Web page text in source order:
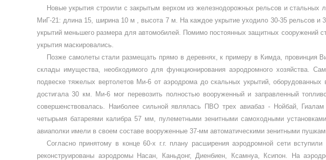
Новые укрытия строили с зак­рытым верхом из железнодорожных рельсов и стальных
МиГ-21: длина 15, шири­на 10 м , высота 7 м. На каждое ук­рытие уходило 30-35 рельсов
укры­тий меньшего размера для автомоби­лей. Помимо постоянных защитных сооружений
укрытия маскировались.
Позже самолеты стали разме­щать прямо в деревнях, к примеру в Кимда, провинция
склады имущества, не­обходимого для функционирования аэродромного хозяйства.
подвеске тяжелых вертолетов Ми-6 от аэродрома до скальных укрытий,
достига­ла 30 км. Ми-6 мог перевозить пол­ностью вооруженный и заправлен­ный
совершенствовалась. Наиболее сильной являлась ПВО трех авиабаз - Нойбай,
четырьмя батареями калибра 57 мм, пулеметными зенитными само­ходными
авиаполки имели в своем составе вооруженные 37-мм автоматическими зенитными
Согласно принятому в конце 60-х г.г. плану расширения аэродром­ной сети
реконструированы аэро­дромы Насан, Каньдонг, Диенбиен, Ксамнуа, Ксипон. На